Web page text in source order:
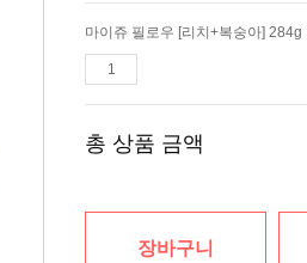
마이쥬 필로우 [리치+복숭아] 284g
총 상품 금액
장바구니